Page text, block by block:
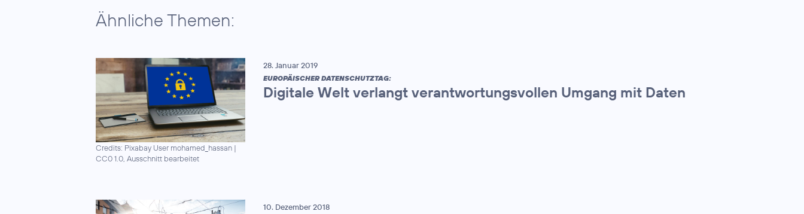
Ähnliche Themen:
Credits: Pixabay User mohamed_hassan |
CC0 1.0, Ausschnitt bearbeitet
28. Januar 2019
EUROPÄISCHER DATENSCHUTZTAG:
Digitale Welt verlangt verantwortungsvollen Umgang mit Daten
10. Dezember 2018